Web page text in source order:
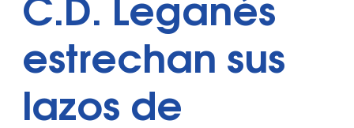
C.D. Leganés
estrechan sus
lazos de